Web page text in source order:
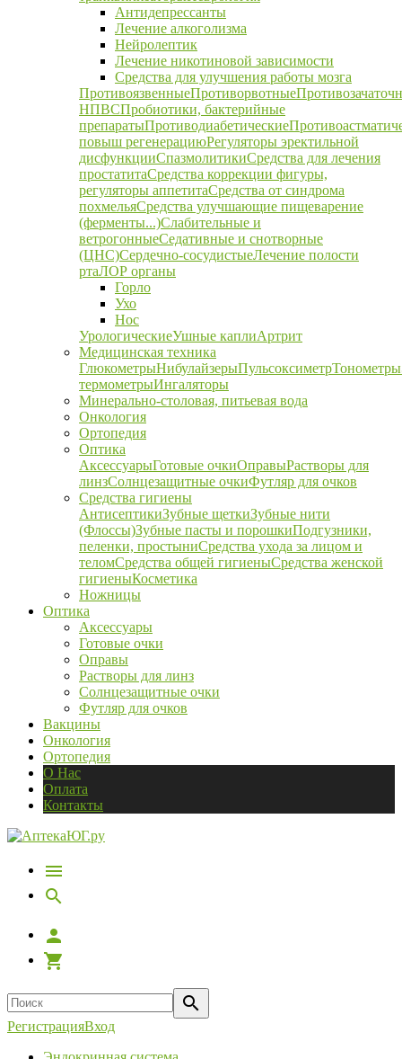
Антидепрессанты
Лечение алкоголизма
Нейролептик
Лечение никотиновой зависимости
Средства для улучшения работы мозга
ПротивоязвенныеПротиворвотные
НПВСПробиотики, бактерийные
препаратыПротиводиабетические
повыш регенерациюРегуляторы эректильной
дисфункцииСпазмолитикиСредства для лечения
простатитаСредства коррекции фигуры,
регуляторы аппетитаСредства от синдрома
похмельяСредства улучшающие пищеварение
(ферменты...)Слабительные и
ветрогонныеСедативные и снотворные
(ЦНС)Сердечно-сосудистыеЛечение полости
ртаЛОР органы
Горло
Ухо
Нос
УрологическиеУшные каплиАртрит
Медицинская техника
ГлюкометрыНибулайзерыПульсоксиметрТонометры
термометрыИнгаляторы
Минерально-столовая, питьевая вода
Онкология
Ортопедия
Оптика
АксессуарыГотовые очкиОправыРастворы для
линзСолнцезащитные очкиФутляр для очков
Средства гигиены
АнтисептикиЗубные щеткиЗубные нити
(Флоссы)Зубные пасты и порошкиПодгузники,
пеленки, простыниСредства ухода за лицом и
теломСредства общей гигиеныСредства женской
гигиеныКосметика
Ножницы
Оптика
Аксессуары
Готовые очки
Оправы
Растворы для линз
Солнцезащитные очки
Футляр для очков
Вакцины
Онкология
Ортопедия
О Нас
Оплата
Контакты
РегистрацияВход